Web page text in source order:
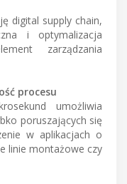
digital supply chain,
i optymalizacja
zarządzania
procesu
umożliwia
poruszających się
w aplikacjach o
linie montażowe czy